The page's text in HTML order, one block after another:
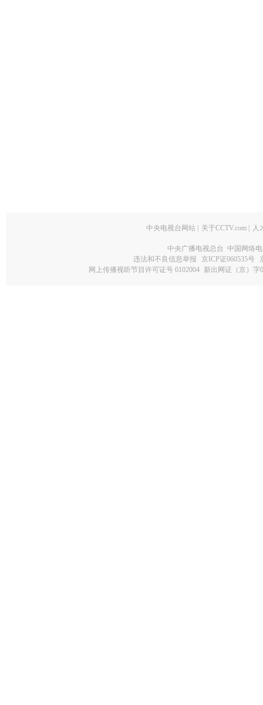
中央电视台网站 关于CCTV.com 人
中央广播电视总台 中国网络
违法和不良信息举报
京ICP证060535号
网上传播视听节目许可证号 0102004 新出网证（京）